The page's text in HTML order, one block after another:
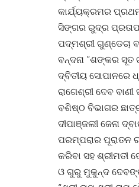
କାର୍ଯ୍ୟକ୍ରମର
ସିଙ୍ଗର ରୁଦ୍ର ପ୍ରତାପ
ପଦ୍ମଶ୍ରୀ ଗୁଣ୍ଡେଚା
ବନ୍ଦନା “ଶଙ୍କର ସୂତ
ଦ୍ବିତୀୟ ସୋପାନରେ
ରାଗେଶ୍ରୀ ଦେବ ବାଣୀ
ବଶିଷ୍ଠ ବିଭାଗର
ଦୀପାଞ୍ଜଲୀ ଜେନା
ପରମ୍ପରାର ପୂରାତନ
କରିବା ସହ ଶ୍ରୀମତୀ
ଓ ଗୁରୁ ମୁକୁନ୍ଦ